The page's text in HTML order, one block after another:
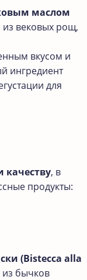
маслом
вековых рощ,
вкусом и
ингредиент
для
качеству, в
продукты:
(Bistecca alla
из бычков